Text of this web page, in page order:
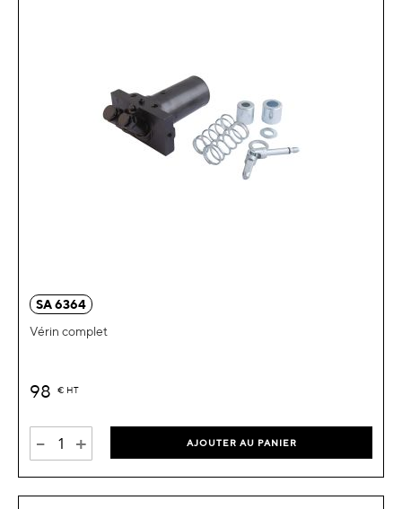
SA 6364
Vérin complet
98 € HT
- + AJOUTER AU PANIER